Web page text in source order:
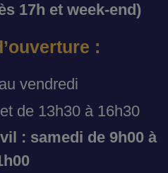
17h et week-end)
:
vendredi
de 13h30 à 16h30
: samedi de 9h00 à